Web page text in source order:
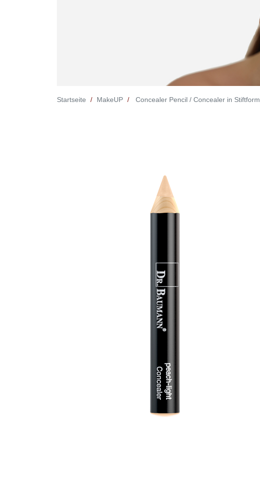
Startseite MakeUP Concealer Pencil / Concealer in Stiftform